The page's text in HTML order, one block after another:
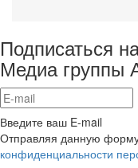
Подписаться
Медиа группы
Введите ваш E-mail
Отправляя данную
конфиденциальности